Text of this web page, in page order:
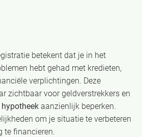
betekent dat je in het
hebt gehad met kredieten,
verplichtingen. Deze
zichtbaar voor geldverstrekkers en
hypotheek aanzienlijk beperken.
om je situatie te verbeteren
te financieren.